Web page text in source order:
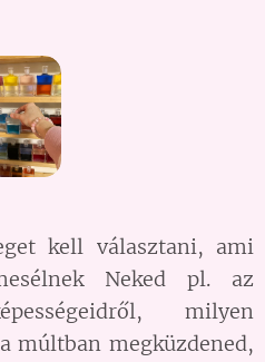
kell választani, ami
Neked pl. az
milyen
múltban megküzdened,